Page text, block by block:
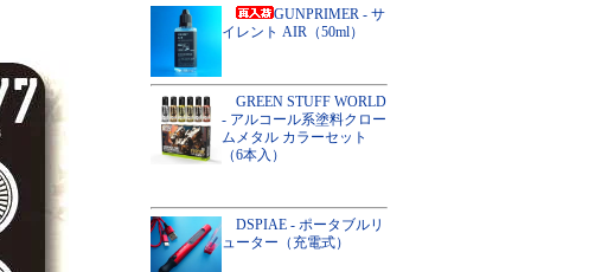
GUNPRIMER - サ
イレント AIR（50ml）
GREEN STUFF WORLD
- アルコール系塗料クロー
ムメタル カラーセット
（6本入）
DSPIAE - ポータブルリ
ューター（充電式）